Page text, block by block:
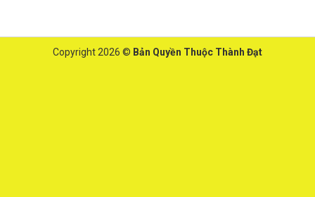
Copyright 2026 © Bản Quyền Thuộc Thành Đạt